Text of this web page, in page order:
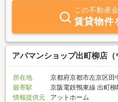
この不動産
賃貸物件
アパマンショップ出町柳店（
所在地
京都府京都市左京区田
最寄駅
京阪電鉄鴨東線 出町柳
情報提供元
アットホーム